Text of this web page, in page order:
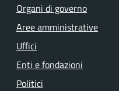
Organi di governo
Aree amministrative
Uffici
Enti e fondazioni
Politici